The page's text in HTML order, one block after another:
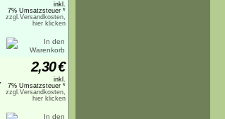
inkl.
7% Umsatzsteuer *
zzgl.Versandkosten,
hier klicken
2,30€
inkl.
7% Umsatzsteuer *
zzgl.Versandkosten,
hier klicken